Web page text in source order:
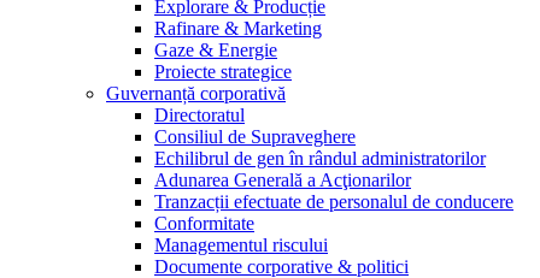
Explorare & Producție
Rafinare & Marketing
Gaze & Energie
Proiecte strategice
Guvernanță corporativă
Directoratul
Consiliul de Supraveghere
Echilibrul de gen în rândul administratorilor
Adunarea Generală a Acţionarilor
Tranzacții efectuate de personalul de conducere
Conformitate
Managementul riscului
Documente corporative & politici